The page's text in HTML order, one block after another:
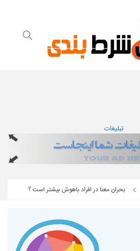
تبلیغات
بحران معنا در افراد باهوش بیشتر است ؟